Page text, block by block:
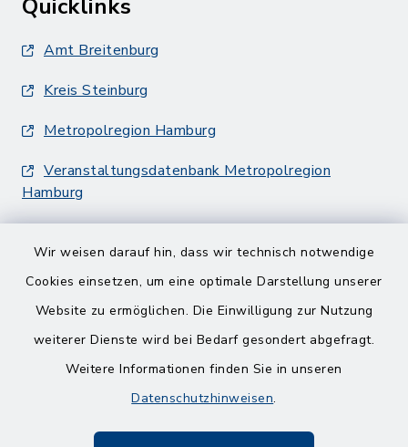
Wir weisen darauf hin, dass wir technisch notwendige
Cookies einsetzen, um eine optimale Darstellung unserer
Website zu ermöglichen. Die Einwilligung zur Nutzung
weiterer Dienste wird bei Bedarf gesondert abgefragt.
Weitere Informationen finden Sie in unseren
Datenschutzhinweisen.
Quicklinks
Amt Breitenburg
Kreis Steinburg
Metropolregion Hamburg
Veranstaltungsdatenbank Metropolregion
Hamburg
Barrierefreiheit